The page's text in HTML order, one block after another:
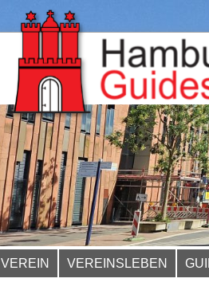
VEREIN VEREINSLEBEN